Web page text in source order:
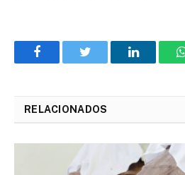
FacebookTwitter
O
RELACIONADOS